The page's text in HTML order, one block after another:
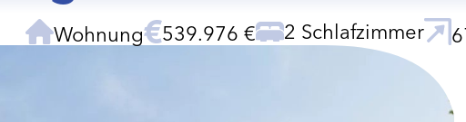
Wohnung 539.976 € 2 Schlafzimmer